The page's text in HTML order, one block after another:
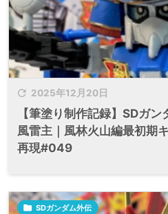
 2025年12月20日
【筆塗り制作記録】SDガ
風雷主｜風林火山編最初期
再現#049
 SDガンダム外伝